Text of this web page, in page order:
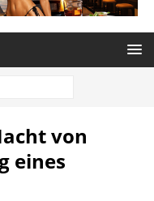
von
eines